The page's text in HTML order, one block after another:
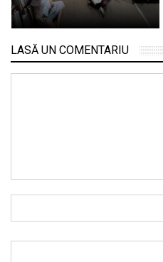
LASĂ UN COMENTARIU